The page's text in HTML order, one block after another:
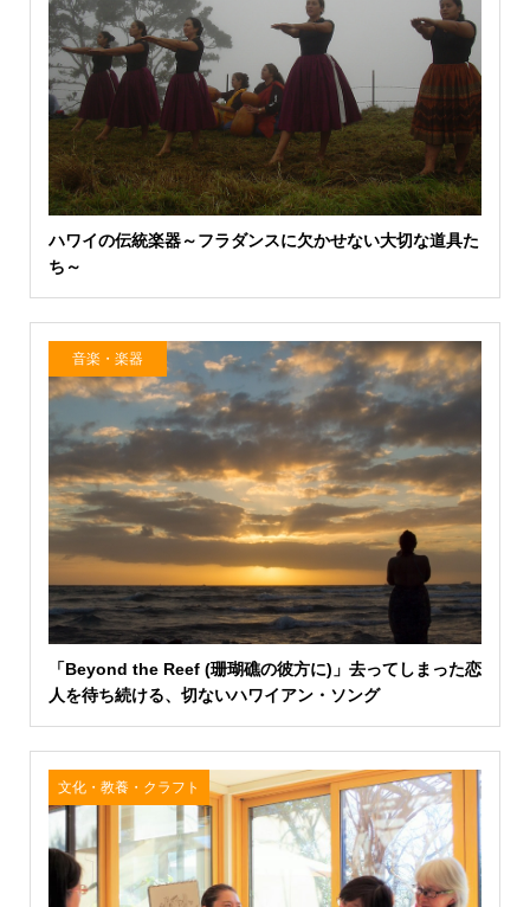
ハワイの伝統楽器～フラダンスに欠かせない大切な道具た
ち～
音楽・楽器
「Beyond the Reef (珊瑚礁の彼方に)」去ってしまった恋
人を待ち続ける、切ないハワイアン・ソング
文化・教養・クラフト